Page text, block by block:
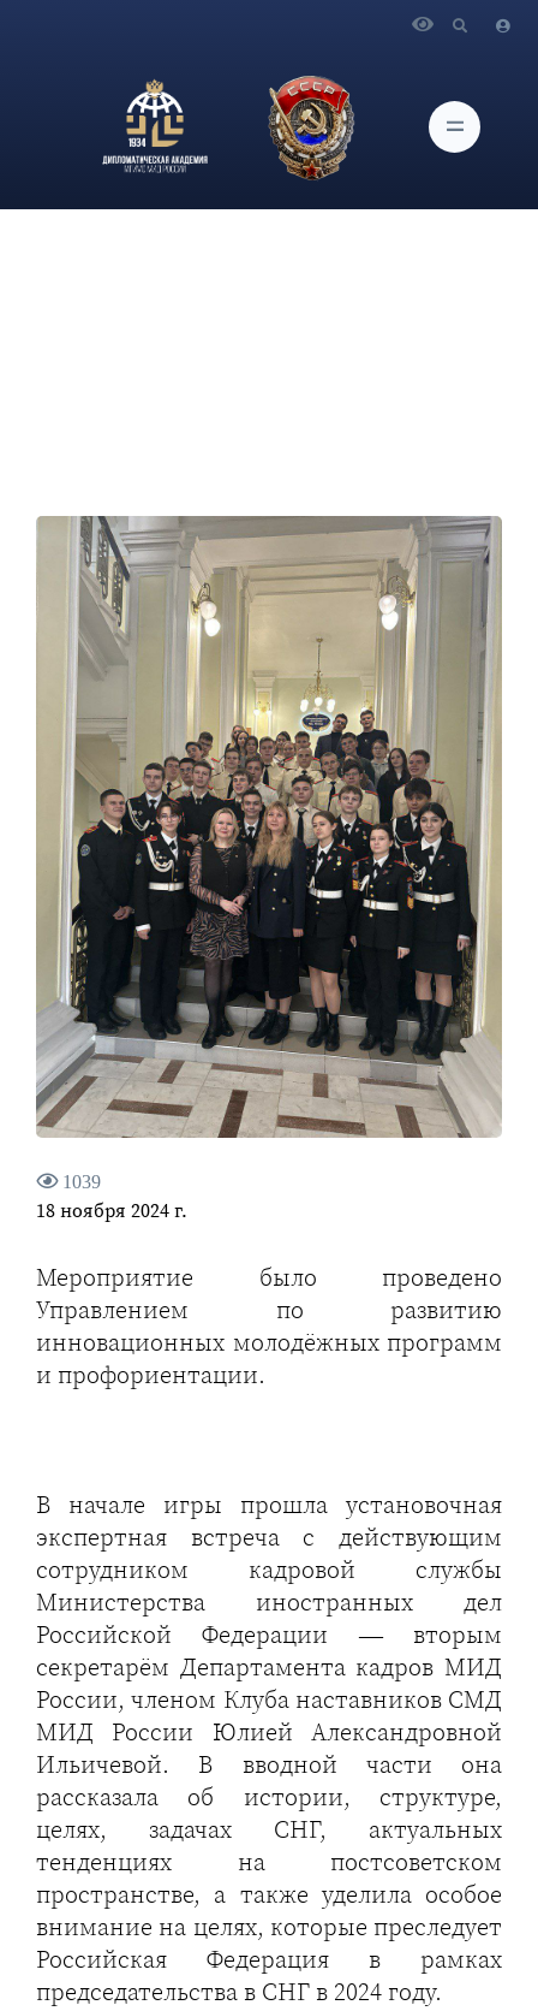
направленности для обучающихся кадетских классов «Вузы
— кадетам Москвы» состоялась Деловая игра
«Международное сотрудничество: Россия и СНГ».
1039
18 ноября 2024 г.
Мероприятие было проведено
Управлением по развитию
инновационных молодёжных программ
и профориентации.
В начале игры прошла установочная
экспертная встреча с действующим
сотрудником кадровой службы
Министерства иностранных дел
Российской Федерации — вторым
секретарём Департамента кадров МИД
России, членом Клуба наставников СМД
МИД России Юлией Александровной
Ильичевой. В вводной части она
рассказала об истории, структуре,
целях, задачах СНГ, актуальных
тенденциях на постсоветском
пространстве, а также уделила особое
внимание на целях, которые преследует
Российская Федерация в рамках
председательства в СНГ в 2024 году.